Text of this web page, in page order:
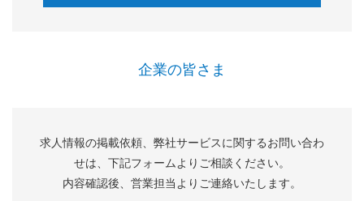
企業の皆さま
求人情報の掲載依頼、弊社サービスに関するお問い合わ
せは、下記フォームよりご相談ください。
内容確認後、営業担当よりご連絡いたします。